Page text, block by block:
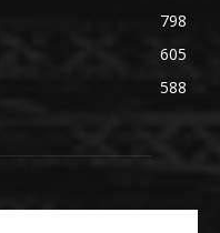
798
605
588